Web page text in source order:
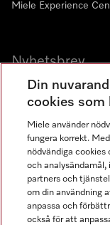
Miele Experience
Nyhetsbrev
Gå med i vår
Miele på LinkedIn
Miele påMiele
Din
cookies som
Miele använder
fungera korrekt.
nödvändiga cookies
och analysändamål,
partners och
om din användning
anpassa och
också för att